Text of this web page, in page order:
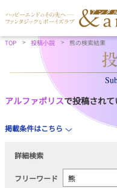
TOP 投稿小説 熊の検索結果
アルファポリスで投稿されて
掲載条件はこちら
詳細検索
フリーワード